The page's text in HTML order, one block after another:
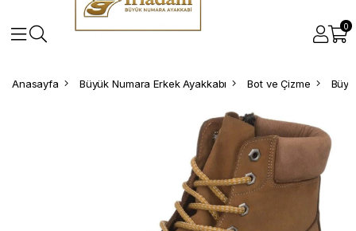
0
Anasayfa Büyük Numara Erkek Ayakkabı Bot ve Çizme